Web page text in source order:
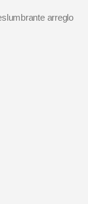
arreglo